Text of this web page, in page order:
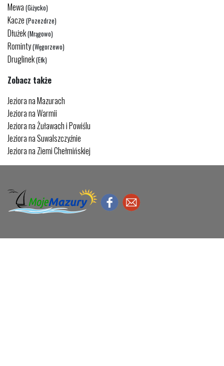
Mewa (Giżycko)
Kacze (Pozezdrze)
Dłużek(Mrągowo)
Rominty(Węgorzewo)
Druglinek(Ełk)
Zobacz także
Jeziora na Mazurach
Jeziora na Warmii
Jeziora na Żuławach i Powiślu
Jeziora na Suwalszczyźnie
Jeziora na Ziemi Chełmińskiej